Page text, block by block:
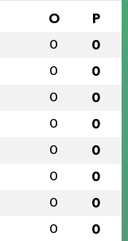
O P
0 0
0 0
0 0
0 0
0 0
0 0
0 0
0 0